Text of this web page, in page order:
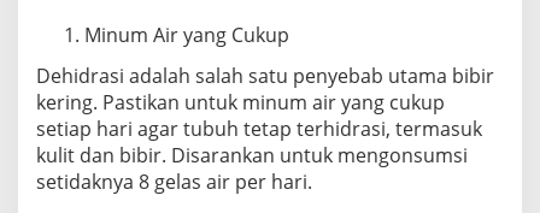
a
p
L
e
m
Minum Air yang Cukup
Dehidrasi adalah salah satu penyebab utama bibir
kering. Pastikan untuk minum air yang cukup
setiap hari agar tubuh tetap terhidrasi, termasuk
kulit dan bibir. Disarankan untuk mengonsumsi
setidaknya 8 gelas air per hari.